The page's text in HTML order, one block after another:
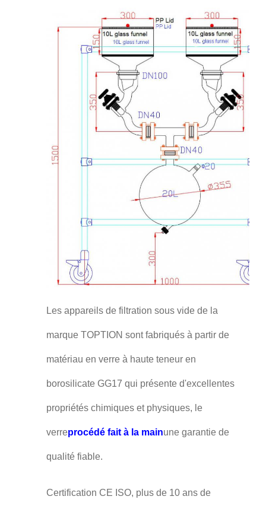
Les appareils de filtration sous vide de la
marque TOPTION sont fabriqués à partir de
matériau en verre à haute teneur en
borosilicate GG17 qui présente d'excellentes
propriétés chimiques et physiques, le
verreprocédé fait à la mainune garantie de
qualité fiable.
Certification CE ISO, plus de 10 ans de